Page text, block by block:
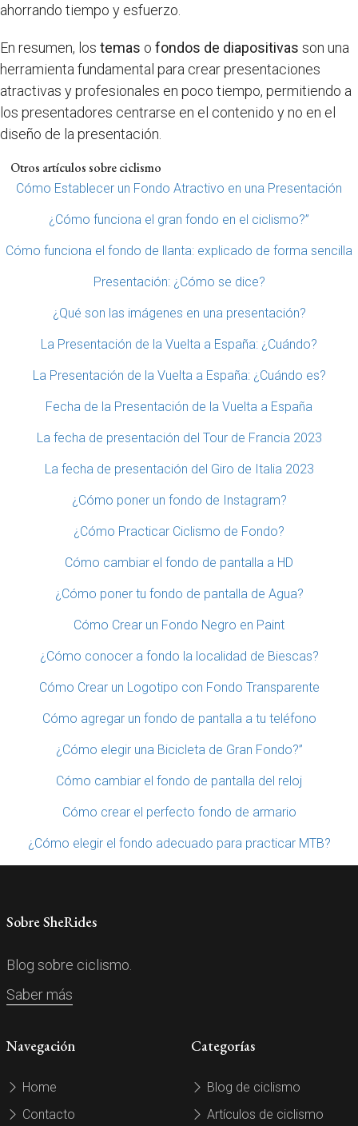
ahorrando tiempo y esfuerzo.
En resumen, los temas o fondos de diapositivas son una
herramienta fundamental para crear presentaciones
atractivas y profesionales en poco tiempo, permitiendo a
los presentadores centrarse en el contenido y no en el
diseño de la presentación.
Otros artículos sobre ciclismo
Cómo Establecer un Fondo Atractivo en una Presentación
¿Cómo funciona el gran fondo en el ciclismo?”
Cómo funciona el fondo de llanta: explicado de forma sencilla
Presentación: ¿Cómo se dice?
¿Qué son las imágenes en una presentación?
La Presentación de la Vuelta a España: ¿Cuándo?
La Presentación de la Vuelta a España: ¿Cuándo es?
Fecha de la Presentación de la Vuelta a España
La fecha de presentación del Tour de Francia 2023
La fecha de presentación del Giro de Italia 2023
¿Cómo poner un fondo de Instagram?
¿Cómo Practicar Ciclismo de Fondo?
Cómo cambiar el fondo de pantalla a HD
¿Cómo poner tu fondo de pantalla de Agua?
Cómo Crear un Fondo Negro en Paint
¿Cómo conocer a fondo la localidad de Biescas?
Cómo Crear un Logotipo con Fondo Transparente
Cómo agregar un fondo de pantalla a tu teléfono
¿Cómo elegir una Bicicleta de Gran Fondo?”
Cómo cambiar el fondo de pantalla del reloj
Cómo crear el perfecto fondo de armario
¿Cómo elegir el fondo adecuado para practicar MTB?
Sobre SheRides
Blog sobre ciclismo.
Saber más
Navegación
Home
Contacto
Categorías
Blog de ciclismo
Artículos de ciclismo